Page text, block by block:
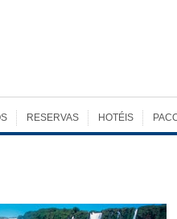
RESERVAS HOTÉIS